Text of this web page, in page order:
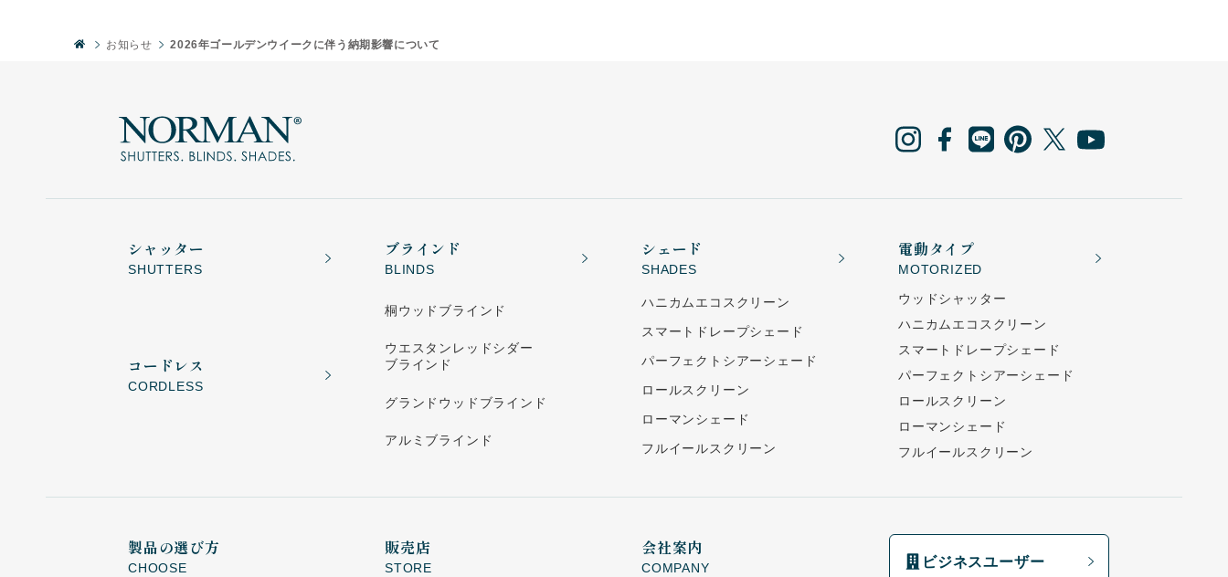
お知らせ 2026年ゴールデンウイークに伴う納期影響について
シャッター
SHUTTERS
コードレス
CORDLESS
ブラインド
BLINDS
桐ウッドブラインド
ウエスタンレッドシダー
ブラインド
グランドウッドブラインド
アルミブラインド
シェード
SHADES
ハニカムエコスクリーン
スマートドレープシェード
パーフェクトシアーシェード
ロールスクリーン
ローマンシェード
フルイールスクリーン
電動タイプ
MOTORIZED
ウッドシャッター
ハニカムエコスクリーン
スマートドレープシェード
パーフェクトシアーシェード
ロールスクリーン
ローマンシェード
フルイールスクリーン
製品の選び方
CHOOSE
販売店
STORE
会社案内
COMPANY
ビジネスユーザー